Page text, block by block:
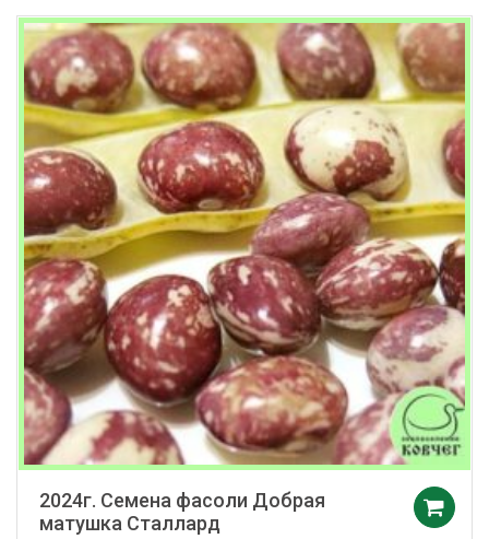
2024г. Семена фасоли Добрая
матушка Сталлард